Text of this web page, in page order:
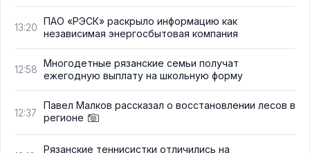
13:20
ПАО «РЭСК» раскрыло информацию как
независимая энергосбытовая компания
12:58
Многодетные рязанские семьи получат
ежегодную выплату на школьную форму
12:37
Павел Малков рассказал о восстановлении лесов в
регионе
Рязанские теннисистки отличились на